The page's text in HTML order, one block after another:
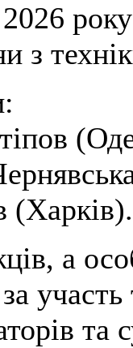
з
(Харків).
а
та